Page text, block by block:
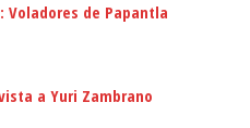
Voladores de Papantla
a Yuri Zambrano